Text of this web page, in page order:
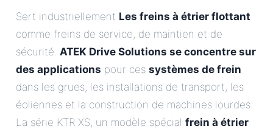
Sert industriellement Les freins à étrier flottant
comme freins de service, de maintien et de
sécurité. ATEK Drive Solutions se concentre sur
des applications pour ces systèmes de frein
dans les grues, les installations de transport, les
éoliennes et la construction de machines lourdes.
La série KTR XS, un modèle spécial frein à étrier